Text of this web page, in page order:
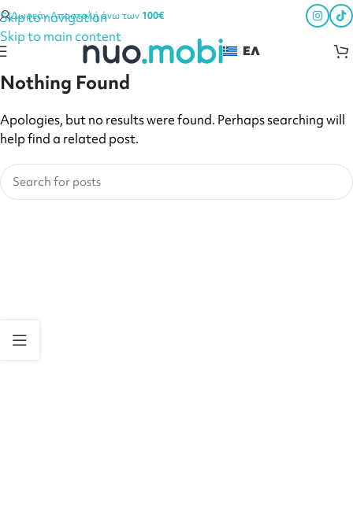
Skip to navigation
Skip to main content
Δωρεάν Αποστολή άνω των100€
ΕΛ
Nothing Found
Apologies, but no results were found. Perhaps searching will
help find a related post.